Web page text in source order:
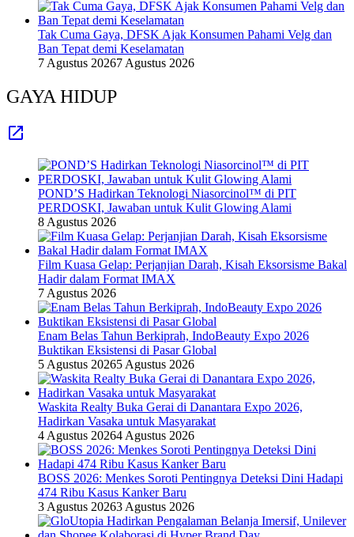
Tak Cuma Gaya, DFSK Ajak Konsumen Pahami Velg dan
Ban Tepat demi Keselamatan
7 Agustus 20267 Agustus 2026
GAYA HIDUP
POND’S Hadirkan Teknologi Niasorcinol™ di PIT
PERDOSKI, Jawaban untuk Kulit Glowing Alami
8 Agustus 2026
Film Kuasa Gelap: Perjanjian Darah, Kisah Eksorsisme Bakal
Hadir dalam Format IMAX
7 Agustus 2026
Enam Belas Tahun Berkiprah, IndoBeauty Expo 2026
Buktikan Eksistensi di Pasar Global
5 Agustus 20265 Agustus 2026
Waskita Realty Buka Gerai di Danantara Expo 2026,
Hadirkan Vasaka untuk Masyarakat
4 Agustus 20264 Agustus 2026
BOSS 2026: Menkes Soroti Pentingnya Deteksi Dini Hadapi
474 Ribu Kasus Kanker Baru
3 Agustus 20263 Agustus 2026